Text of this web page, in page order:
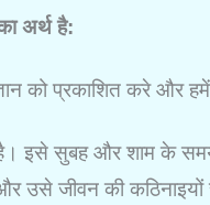
अर्थ है:
को प्रकाशित करे और हमें
इसे सुबह और शाम के
उसे जीवन की